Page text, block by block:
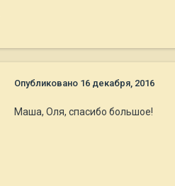
Опубликовано 16 декабря, 2016
Маша, Оля, спасибо большое!